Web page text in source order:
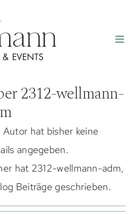
2312-wellmann-
Autor hat bisher keine
angegeben.
hat 2312-wellmann-adm,
Beiträge geschrieben.